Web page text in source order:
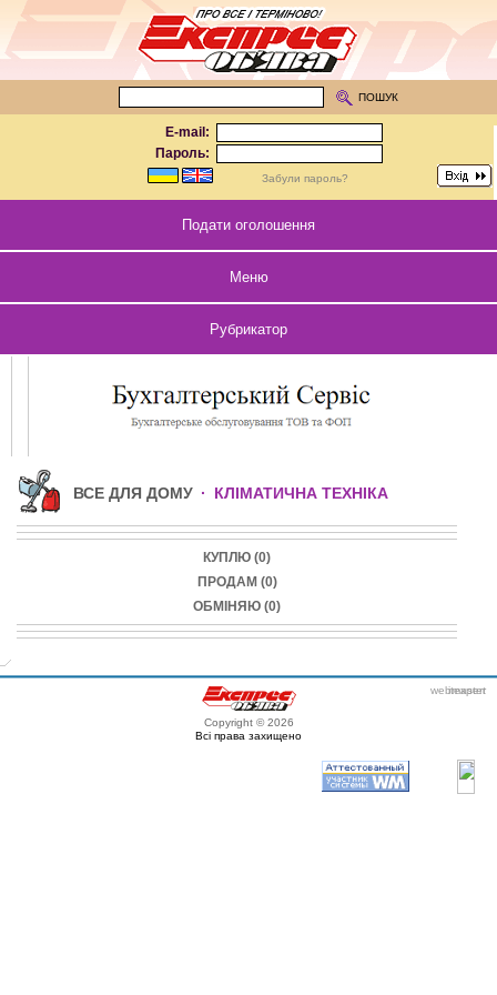
E-mail:
Пароль:
Забули пароль?
ПОШУК
Подати оголошення
Меню
Рубрикатор
ВСЕ ДЛЯ ДОМУ · КЛІМАТИЧНА ТЕХНІКА
КУПЛЮ (0)
ПРОДАМ (0)
ОБМІНЯЮ (0)
Copyright © 2026
Всі права захищено
webmaster
itexpert